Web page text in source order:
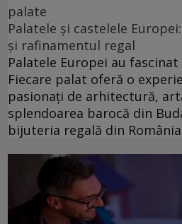
palate
Palatele și castelele
și rafinamentul regal
Palatele Europei au
Fiecare palat oferă o
pasionați de arhitectură,
splendoarea barocă din
bijuteria regală din